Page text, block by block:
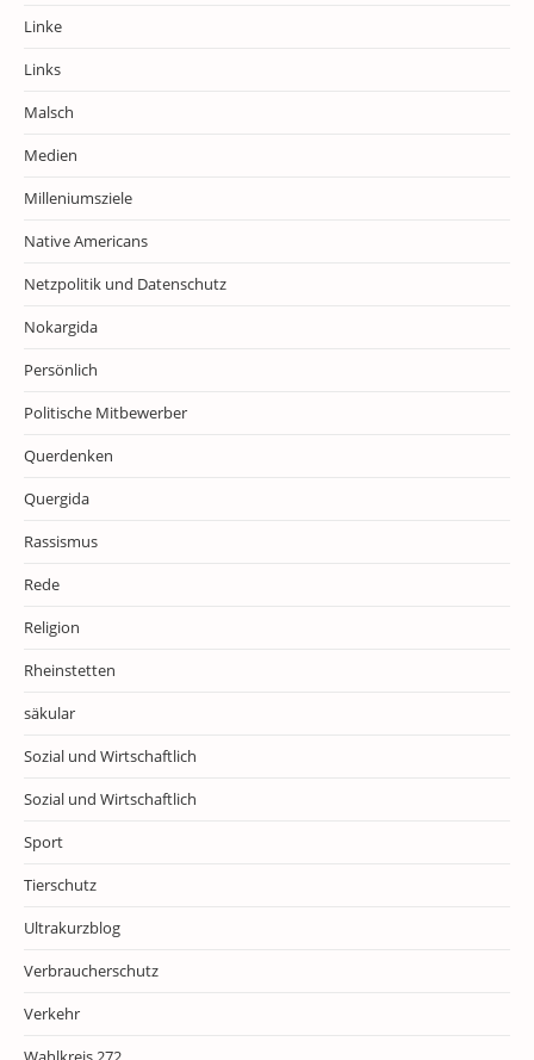
Linke
Links
Malsch
Medien
Milleniumsziele
Native Americans
Netzpolitik und Datenschutz
Nokargida
Persönlich
Politische Mitbewerber
Querdenken
Quergida
Rassismus
Rede
Religion
Rheinstetten
säkular
Sozial und Wirtschaftlich
Sozial und Wirtschaftlich
Sport
Tierschutz
Ultrakurzblog
Verbraucherschutz
Verkehr